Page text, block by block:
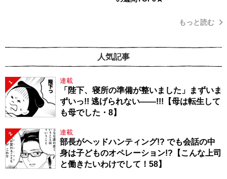
もっと読む
人気記事
1 連載
「陛下、寝所の準備が整いました」まずいま
ずいっ!! 逃げられない――!!!【母は転生して
も母でした・8】
2 連載
部長がヘッドハンティング!? でも会話の中
身は子どものオペレーション!?【こんな上司
と働きたいわけでして！58】